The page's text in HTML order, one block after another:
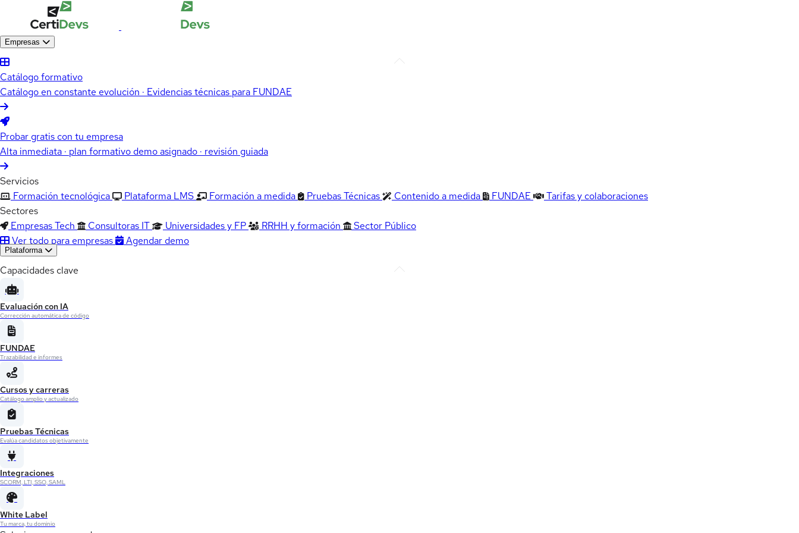
Empresas
Catálogo formativo
Catálogo en constante evolución · Evidencias técnicas para FUNDAE
Probar gratis con tu empresa
Alta inmediata · plan formativo demo asignado · revisión guiada
Servicios
Formación tecnológica
Plataforma LMS Formación a medida Pruebas Técnicas Contenido a medida FUNDAE
Tarifas y colaboraciones
Sectores
Empresas Tech
Consultoras IT Universidades y FP RRHH y formación
Sector Público
Ver todo para empresas
Agendar demo
Plataforma
Capacidades clave
Evaluación con IA
Corrección automática de código
FUNDAE
Trazabilidad e informes
Cursos y carreras
Catálogo amplio y actualizado
Pruebas Técnicas
Evalúa candidatos objetivamente
Integraciones
SCORM, LTI, SSO, SAML
White Label
Tu marca, tu dominio